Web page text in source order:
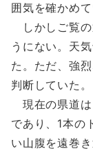
囲気を確かめて
しかしご覧の
うにない。天
た。ただ、強
判断していた。
現在の県道は
であり、1本の
い山腹を遠巻